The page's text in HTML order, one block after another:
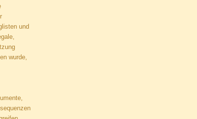
und
wurde,